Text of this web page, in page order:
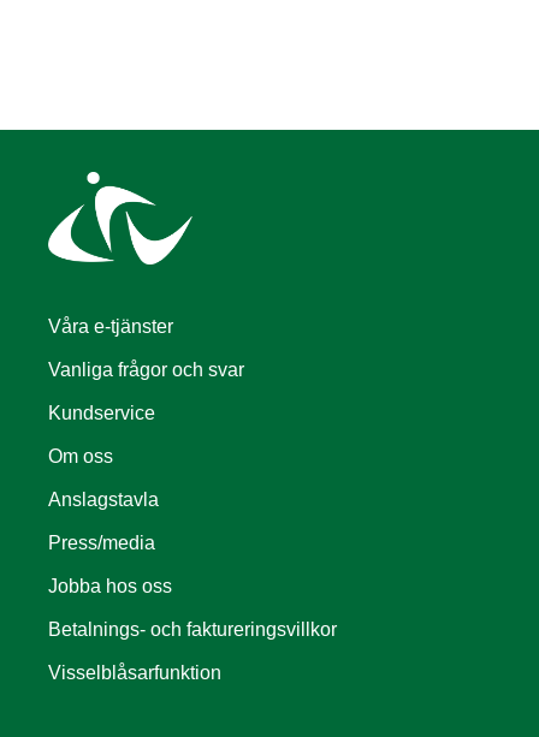
Våra e-tjänster
Vanliga frågor och svar
Kundservice
Om oss
Anslagstavla
Press/media
Jobba hos oss
Betalnings- och faktureringsvillkor
Visselblåsarfunktion